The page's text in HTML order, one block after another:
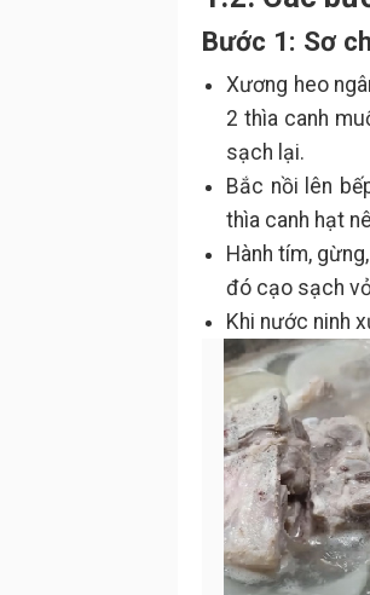
Bước 1: Sơ
Xương heo
2 thìa canh
sạch lại.
Bắc nồi lên
thìa canh hạt
Hành tím,
đó cạo sạch
Khi nước ninh